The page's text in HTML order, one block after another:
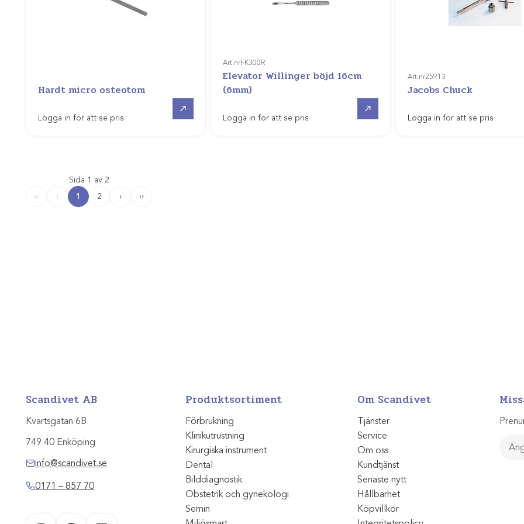
Hardt micro osteotom
Logga in för att se pris
Art.nrFK300R
Elevator Willinger böjd 16cm
(6mm)
Logga in för att se pris
Art.nr25913
Jacobs Chuck
Logga in för att se pris
Sida 1 av 2
‹‹
‹ 1 2 › ››
Scandivet AB
Kvartsgatan 6B
749 40 Enköping
info@scandivet.se
0171 – 857 70
Produktsortiment
Förbrukning
Klinikutrustning
Kirurgiska instrument
Dental
Bilddiagnostik
Obstetrik och gynekologi
Semin
Om Scandivet
Tjänster
Service
Om oss
Kundtjänst
Senaste nytt
Hållbarhet
Köpvillkor